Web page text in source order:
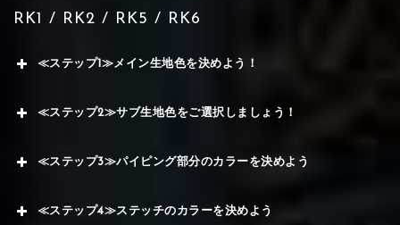
RK1 / RK2 / RK5 / RK6
≪ステップ1≫メイン生地色を決めよう！
≪ステップ2≫サブ生地色をご選択しましょう！
≪ステップ3≫パイピング部分のカラーを決めよう
≪ステップ4≫ステッチのカラーを決めよう